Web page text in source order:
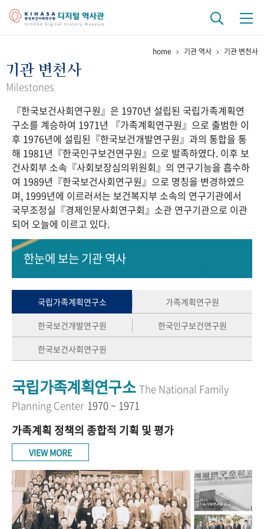
걸어온 길 기관 변천사
연구 역사
정책과 연구 키워드로 보는 연구 역사
연구자들
간행물 변천사
기록물 아카이브
사진 아카이브 문서 기록물 행정박물 영상 기록물
50+1 주년 기념
세계와 함께 한 KIHASA
VR 역사관
home 기관 역사 기관 변천사
기관 변천사
Milestones
『한국보건사회연구원』은 1970년 설립된 국립가족계획연
구소를 계승하여 1971년 『가족계획연구원』으로 출범한 이
후 1976년에 설립된『한국보건개발연구원』과의 통합을 통
해 1981년『한국인구보건연구원』으로 발족하였다. 이후 보
건사회부 소속『사회보장심의위원회』의 연구기능을 흡수하
여 1989년『한국보건사회연구원』으로 명칭을 변경하였으
며, 1999년에 이르러서는 보건복지부 소속의 연구기관에서
국무조정실『경제인문사회연구회』소관 연구기관으로 이관
되어 오늘에 이르고 있다.
한눈에 보는기관 역사
국립가족계획연구소
가족계획연구원
한국보건개발연구원
한국인구보건연구원
한국보건사회연구원
국립가족계획연구소 The National Family
Planning Center 1970 ~ 1971
가족계획 정책의 종합적 기획 및 평가
VIEW MORE